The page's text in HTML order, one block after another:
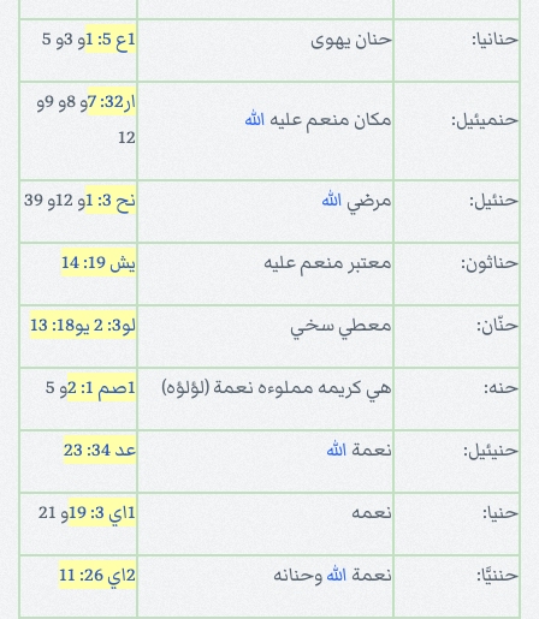
حنانيا: حنان يهوى 1ع 5: 1 و 3و 5
حنميئيل: مكان منعم عليه الله
ار32: 7
و 8و 9و
12
حنئيل: مرضي الله نح 3: 1 و 12و 39
حناثون: معتبر منعم عليه يش 19: 14
حنّان: معطي سخي لو3: 2 يو18: 13
حنه: هي كريمه مملوءه نعمة (لؤلؤه) 1صم 1: 2 و 5
حنيئيل: نعمة الله عد 34: 23
حنيا: نعمه 1اي 3: 19 و 21
حننيَّا: نعمة اللهوحنانه 2اي 26: 11